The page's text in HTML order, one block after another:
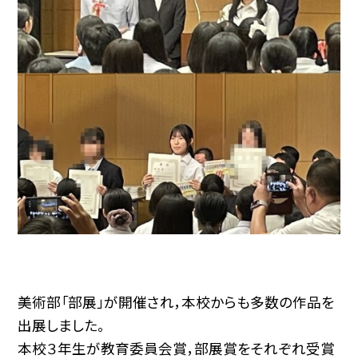
美術部「部展」が開催され，本校からも多数の作品を
出展しました。
本校３年生が教育委員会賞，部展賞をそれぞれ受賞